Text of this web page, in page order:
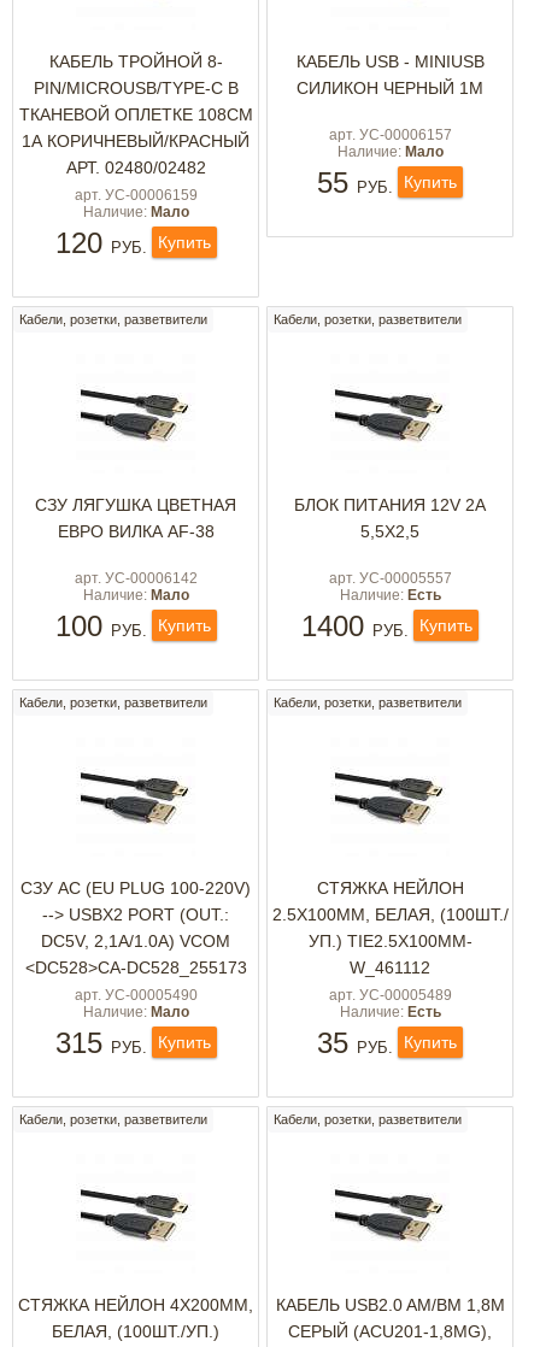
КАБЕЛЬ ТРОЙНОЙ 8-
PIN/MICROUSB/TYPE-C В
ТКАНЕВОЙ ОПЛЕТКЕ 108СМ
1А КОРИЧНЕВЫЙ/КРАСНЫЙ
АРТ. 02480/02482
арт. УС-00006159
Наличие: Мало
120 РУБ. Купить
КАБЕЛЬ USB - MINIUSB
СИЛИКОН ЧЕРНЫЙ 1М
арт. УС-00006157
Наличие: Мало
55 РУБ. Купить
Кабели, розетки, разветвители
СЗУ ЛЯГУШКА ЦВЕТНАЯ
ЕВРО ВИЛКА AF-38
арт. УС-00006142
Наличие: Мало
100 РУБ. Купить
Кабели, розетки, разветвители
БЛОК ПИТАНИЯ 12V 2A
5,5X2,5
арт. УС-00005557
Наличие: Есть
1400 РУБ. Купить
Кабели, розетки, разветвители
СЗУ AC (EU PLUG 100-220V)
--> USBX2 PORT (OUT.:
DC5V, 2,1A/1.0A) VCOM
<DC528>CA-DC528_255173
арт. УС-00005490
Наличие: Мало
315 РУБ. Купить
Кабели, розетки, разветвители
СТЯЖКА НЕЙЛОН
2.5X100ММ, БЕЛАЯ, (100ШТ./
УП.) TIE2.5X100MM-
W_461112
арт. УС-00005489
Наличие: Есть
35 РУБ. Купить
Кабели, розетки, разветвители
СТЯЖКА НЕЙЛОН 4X200ММ,
БЕЛАЯ, (100ШТ./УП.)
Кабели, розетки, разветвители
КАБЕЛЬ USB2.0 AM/BM 1,8M
СЕРЫЙ (ACU201-1,8MG),